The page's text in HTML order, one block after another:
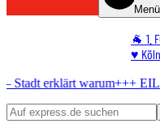
Menü
🐐 1.
♥️ Köln
🏆
+++ EILMELDUNG